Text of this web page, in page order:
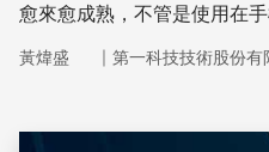
愈來愈成熟，不管是使用在
的趨勢
黃煒盛 ｜ 第一科技技術股份有